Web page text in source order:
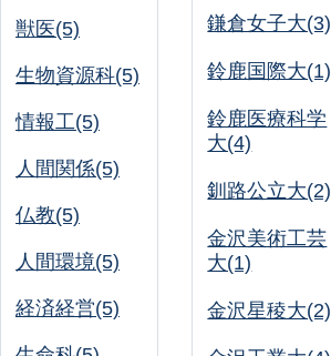
獣医(5)
生物資源科(5)
情報工(5)
人間関係(5)
仏教(5)
人間環境(5)
経済経営(5)
鎌倉女子大(3)
鈴鹿国際大(1)
鈴鹿医療科学
大(4)
釧路公立大(2)
金沢美術工芸
大(1)
金沢星稜大(2)